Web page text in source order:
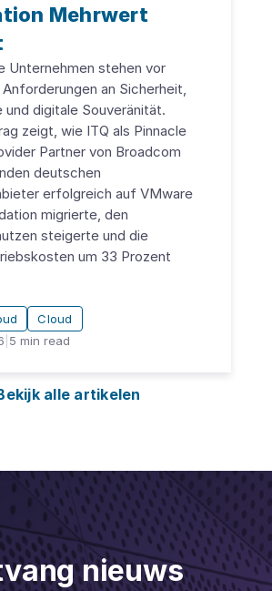
Mehrwert
Unternehmen stehen vor
an Sicherheit,
und digitale Souveränität.
zeigt, wie ITQ als Pinnacle
Partner von Broadcom
deutschen
erfolgreich auf VMware
migrierte, den
steigerte und die
um 33 Prozent
Cloud
5 min read
alle artikelen
nieuws